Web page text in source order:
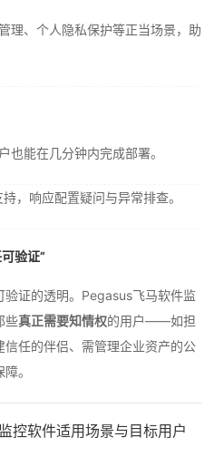
理、个人隐私保护等正当场景，助
也能在几分钟内完成部署。
，响应配置疑问与异常排查。
验证”
证的透明。Pegasus飞马软件监
些真正需要知情权的用户——如担
任的伴侣、需管理企业资产的公
。
控软件适用场景与目标用户